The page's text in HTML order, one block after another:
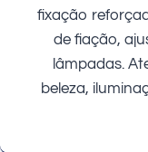
fixação
de fiação,
lâmpadas.
beleza,